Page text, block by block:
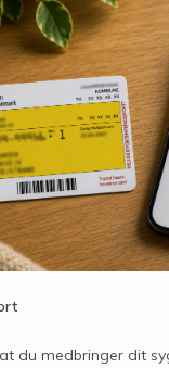
du medbringer dit